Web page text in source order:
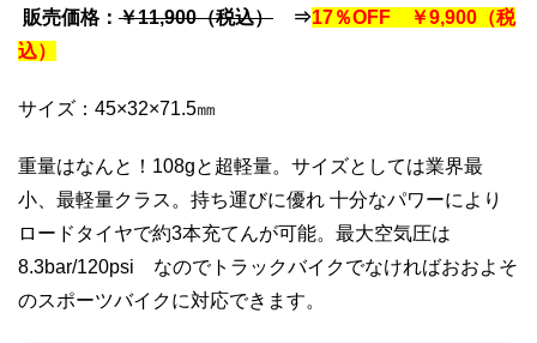
販売価格： ￥11,900（税込） ⇒17％OFF ￥9,900（税
込）
サイズ：45×32×71.5㎜
重量はなんと！108gと超軽量。サイズとしては業界最
小、最軽量クラス。持ち運びに優れ 十分なパワーにより
ロードタイヤで約3本充てんが可能。最大空気圧は
8.3bar/120psi なのでトラックバイクでなければおおよそ
のスポーツバイクに対応できます。